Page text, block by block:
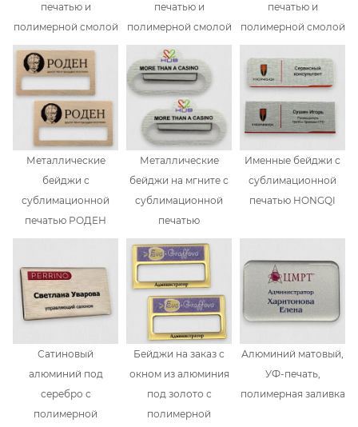
печатью и
полимерной смолой
печатью и
полимерной смолой
печатью и
полимерной смолой
Металлические
бейджи с
сублимационной
печатью РОДЕН
Металлические
бейджи на мгните с
сублимационной
печатью
Именные бейджи с
сублимационной
печатью HONGQI
Сатиновый
алюминий под
серебро с
полимерной
Бейджи на заказ с
окном из алюминия
под золото с
полимерной
Алюминий матовый,
УФ-печать,
полимерная заливка